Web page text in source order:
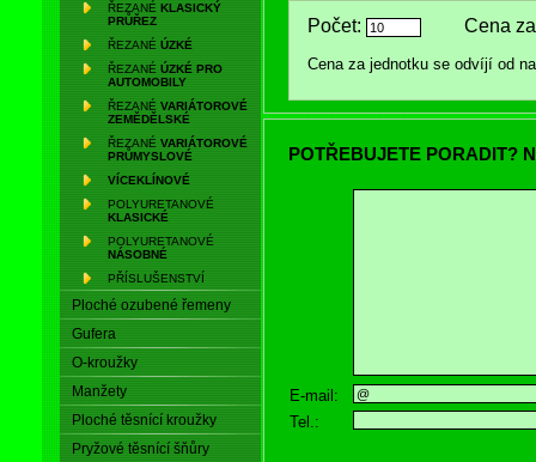
ŘEZANÉ KLASICKÝ
PRŮŘEZ
ŘEZANÉ ÚZKÉ
ŘEZANÉ ÚZKÉ PRO
AUTOMOBILY
ŘEZANÉ VARIÁTOROVÉ
ZEMĚDĚLSKÉ
ŘEZANÉ VARIÁTOROVÉ
PRŮMYSLOVÉ
VÍCEKLÍNOVÉ
POLYURETANOVÉ
KLASICKÉ
POLYURETANOVÉ
NÁSOBNÉ
PŘÍSLUŠENSTVÍ
Ploché ozubené řemeny
Gufera
O-kroužky
Manžety
Ploché těsnící kroužky
Pryžové těsnící šňůry
Počet: Cena za
Cena za jednotku se odvíjí od
POTŘEBUJETE PORADIT?
E-mail:
Tel.: